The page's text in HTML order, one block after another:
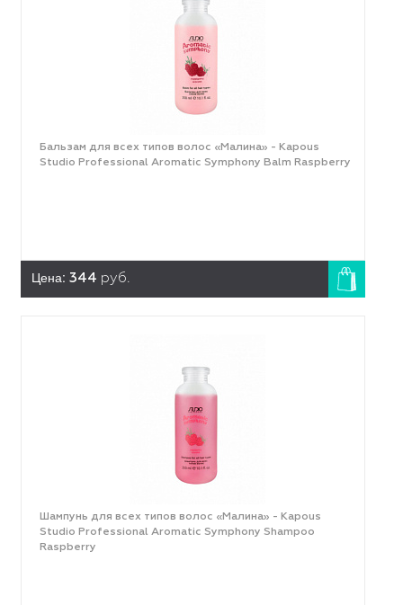
Бальзам для всех типов волос «Малина» - Kapous
Studio Professional Aromatic Symphony Balm Raspberry
Цена: 344 руб.
Шампунь для всех типов волос «Малина» - Kapous
Studio Professional Aromatic Symphony Shampoo
Raspberry